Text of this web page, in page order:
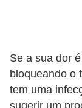
Se a sua dor
bloqueando o
tem uma
sugerir um